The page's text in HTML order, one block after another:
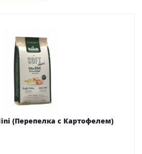
(Перепелка с Картофелем)